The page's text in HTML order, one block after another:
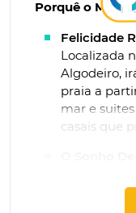
Porquê o Melia
Felicidade
Localizada
Algodeiro,
praia a
mar e
casais que
O Sonho
romântica
casamento